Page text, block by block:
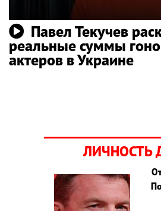
Павел Текучев
реальные суммы
актеров в Украине
ЛИЧНОСТЬ